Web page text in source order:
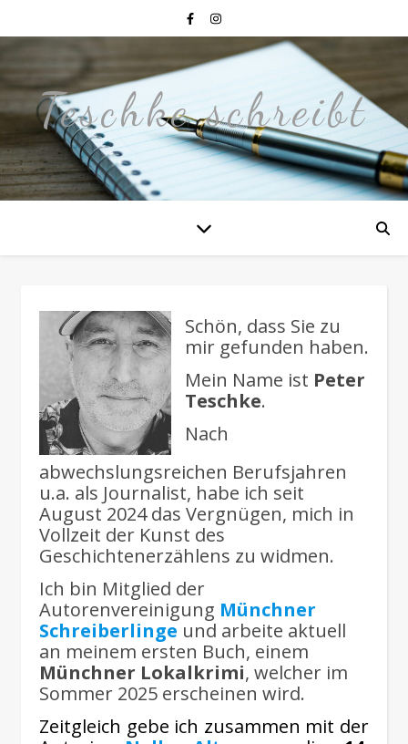
Teschke schreibt
Schön, dass Sie zu
mir gefunden haben.
Mein Name ist Peter
Teschke.
Nach
abwechslungsreichen Berufsjahren
u.a. als Journalist, habe ich seit
August 2024 das Vergnügen, mich in
Vollzeit der Kunst des
Geschichtenerzählens zu widmen.
Ich bin Mitglied der
Autorenvereinigung Münchner
Schreiberlinge und arbeite aktuell
an meinem ersten Buch, einem
Münchner Lokalkrimi, welcher im
Sommer 2025 erscheinen wird.
Zeitgleich gebe ich zusammen mit der